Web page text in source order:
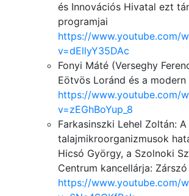
és Innovációs Hivatal ezt
programjai
https://www.youtube.com/
v=dEllyY35DAc
Fonyi Máté (Verseghy
Eötvös Loránd és a
https://www.youtube.com/
v=zEGhBoYup_8
Farkasinszki Lehel Zoltán:
talajmikroorganizmusok
Hicsó György, a Szolnoki
Centrum kancellárja: Zárszó
https://www.youtube.com/